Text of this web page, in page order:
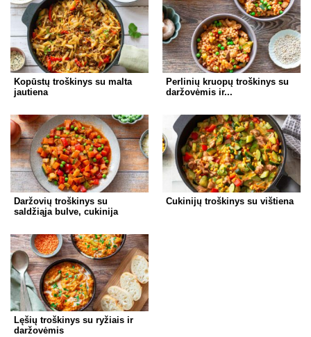
Kopūstų troškinys su malta
jautiena
Perlinių kruopų troškinys su
daržovėmis ir...
Daržovių troškinys su
saldžiąja bulve, cukinija
Cukinijų troškinys su vištiena
Lęšių troškinys su ryžiais ir
daržovėmis